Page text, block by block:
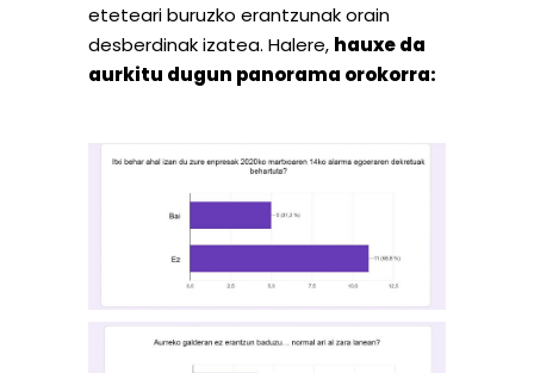
eteteari buruzko erantzunak orain
desberdinak izatea. Halere, hauxe da
aurkitu dugun panorama orokorra: